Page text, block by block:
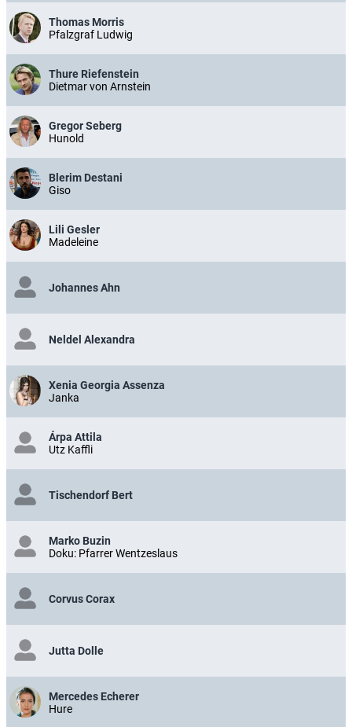
Thomas Morris
Pfalzgraf Ludwig
Thure Riefenstein
Dietmar von Arnstein
Gregor Seberg
Hunold
Blerim Destani
Giso
Lili Gesler
Madeleine
Johannes Ahn
Neldel Alexandra
Xenia Georgia Assenza
Janka
Árpa Attila
Utz Kaffli
Tischendorf Bert
Marko Buzin
Doku: Pfarrer Wentzeslaus
Corvus Corax
Jutta Dolle
Mercedes Echerer
Hure